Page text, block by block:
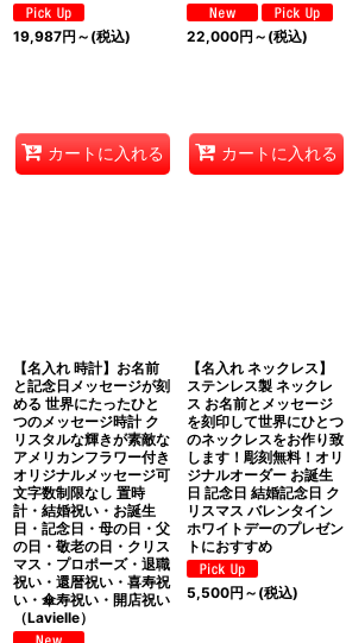
19,987円 ～ (税込)
カートに入れる
22,000円 ～ (税込)
カートに入れる
【名入れ 時計】お名前
と記念日メッセージが刻
める 世界にたったひと
つのメッセージ時計 ク
リスタルな輝きが素敵な
アメリカンフラワー付き
オリジナルメッセージ可
文字数制限なし 置時
計・結婚祝い・お誕生
日・記念日・母の日・父
の日・敬老の日・クリス
マス・プロポーズ・退職
祝い・還暦祝い・喜寿祝
い・傘寿祝い・開店祝い
（Lavielle）
【名入れ ネックレス】
ステンレス製 ネックレ
ス お名前とメッセージ
を刻印して世界にひとつ
のネックレスをお作り致
します！彫刻無料！オリ
ジナルオーダー お誕生
日 記念日 結婚記念日 ク
リスマス バレンタイン
ホワイトデーのプレゼン
トにおすすめ
5,500円 ～ (税込)